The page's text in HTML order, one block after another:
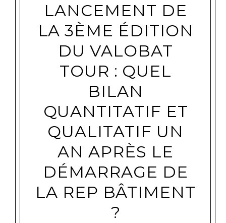
LANCEMENT DE
LA 3ÈME ÉDITION
DU VALOBAT
TOUR : QUEL
BILAN
QUANTITATIF ET
QUALITATIF UN
AN APRÈS LE
DÉMARRAGE DE
LA REP BÂTIMENT
?